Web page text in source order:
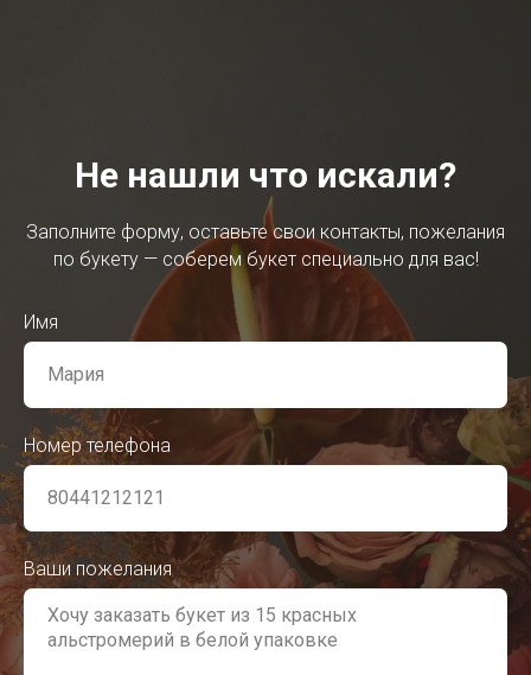
Не нашли что искали?
Заполните форму, оставьте свои контакты, пожелания
по букету — соберем букет специально для вас!
Имя
Номер телефона
Ваши пожелания